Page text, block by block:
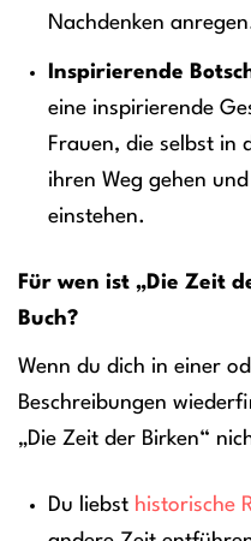
Nachdenken
Inspirierende
eine inspirierende
Frauen, die selbst in
ihren Weg gehen
einstehen.
Für wen ist „Die Zeit
Buch?
Wenn du dich in einer
Beschreibungen
„Die Zeit der Birken“
Du liebst historische